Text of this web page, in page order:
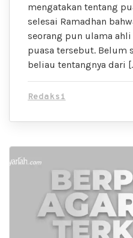
mengatakan tentang
selesai Ramadhan
seorang pun ulama
puasa tersebut. Belum
beliau tentangnya dari
Redaksi